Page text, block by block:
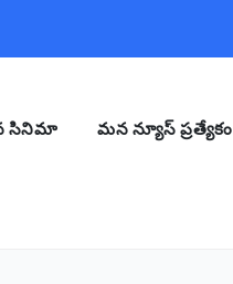
సినిమా మన న్యూస్ ప్రత్యేకం